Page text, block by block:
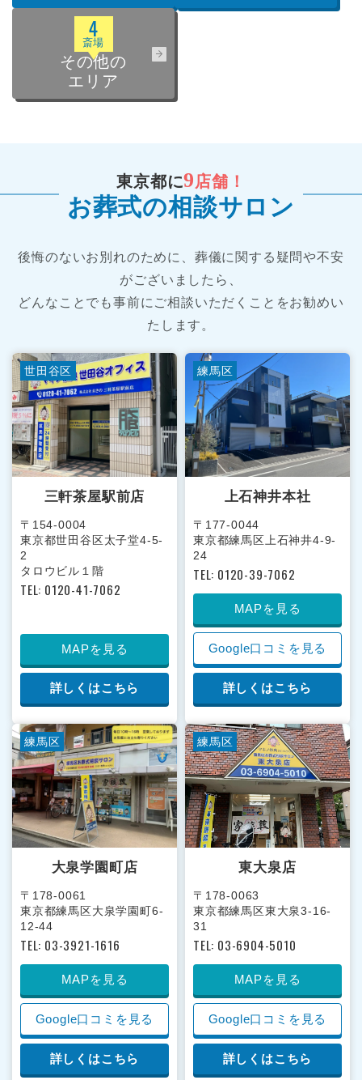
4
斎場
その他の
エリア
東京都に9店舗！
お葬式の相談サロン
後悔のないお別れのために、葬儀に関する疑問や不安
がございましたら、
どんなことでも事前にご相談いただくことをお勧めい
たします。
世田谷区
三軒茶屋駅前店
〒154-0004
東京都世田谷区太子堂4-5-
2
タロウビル１階
TEL: 0120-41-7062
MAPを見る
詳しくはこちら
練馬区
上石神井本社
〒177-0044
東京都練馬区上石神井4-9-
24
TEL: 0120-39-7062
MAPを見る
Google口コミを見る
詳しくはこちら
練馬区
大泉学園町店
〒178-0061
東京都練馬区大泉学園町6-
12-44
TEL: 03-3921-1616
MAPを見る
Google口コミを見る
詳しくはこちら
練馬区
東大泉店
〒178-0063
東京都練馬区東大泉3-16-
31
TEL: 03-6904-5010
MAPを見る
Google口コミを見る
詳しくはこちら